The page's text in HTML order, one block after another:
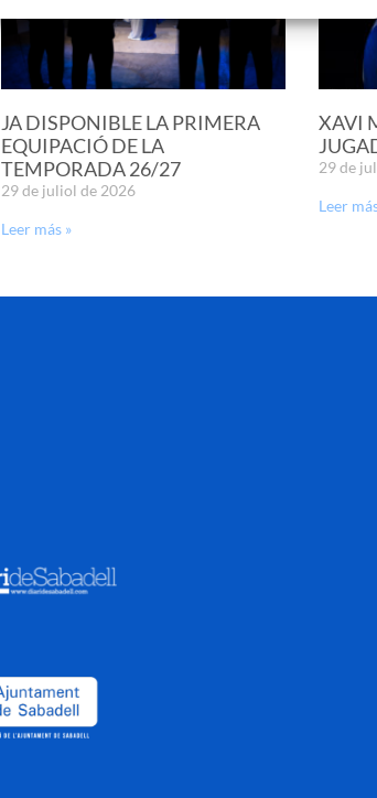
JA DISPONIBLE LA PRIMERA
EQUIPACIÓ DE LA
TEMPORADA 26/27
29 de juliol de 2026
Leer más »
XAVI
29 de
Leer